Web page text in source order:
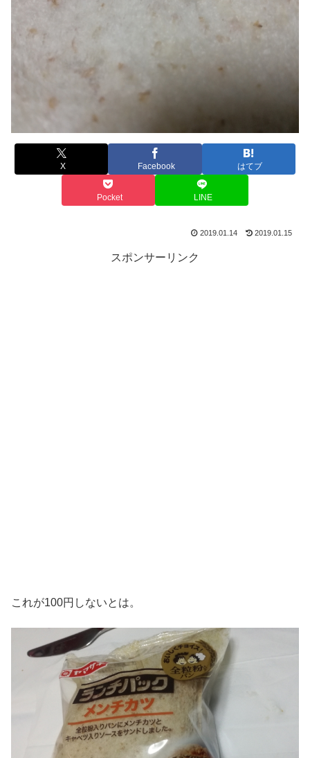
X Facebook はてブ
Pocket LINE
2019.01.14 2019.01.15
スポンサーリンク
これが100円しないとは。